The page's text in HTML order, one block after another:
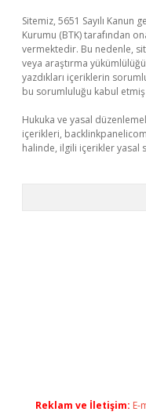
Sitemiz, 5651 Sayılı
Kurumu (BTK) tarafından
vermektedir. Bu nedenle,
veya araştırma
yazdıkları içeriklerin
bu sorumluluğu kabul etmiş
Hukuka ve yasal
içerikleri,
halinde, ilgili içerikler yasal
Reklam ve İletişim: E-